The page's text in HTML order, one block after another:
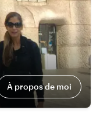
À propos de moi